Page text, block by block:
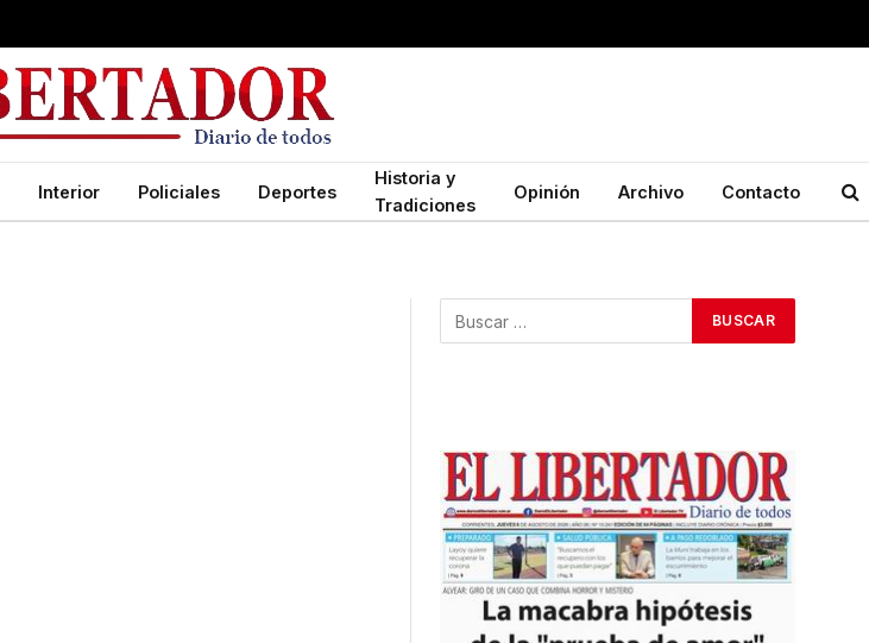
Interior Policiales Deportes
Historia y
Tradiciones
Opinión Archivo Contacto